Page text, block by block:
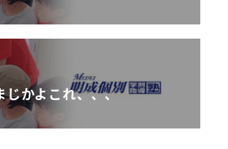
じかよこれ、、、